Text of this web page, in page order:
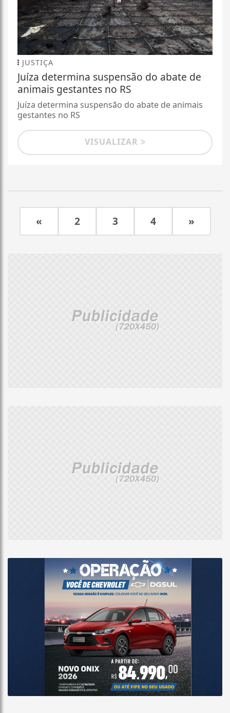
JUSTIÇA
Juíza determina suspensão do abate de
animais gestantes no RS
Juíza determina suspensão do abate de animais
gestantes no RS
VISUALIZAR
« 2 3 4 »